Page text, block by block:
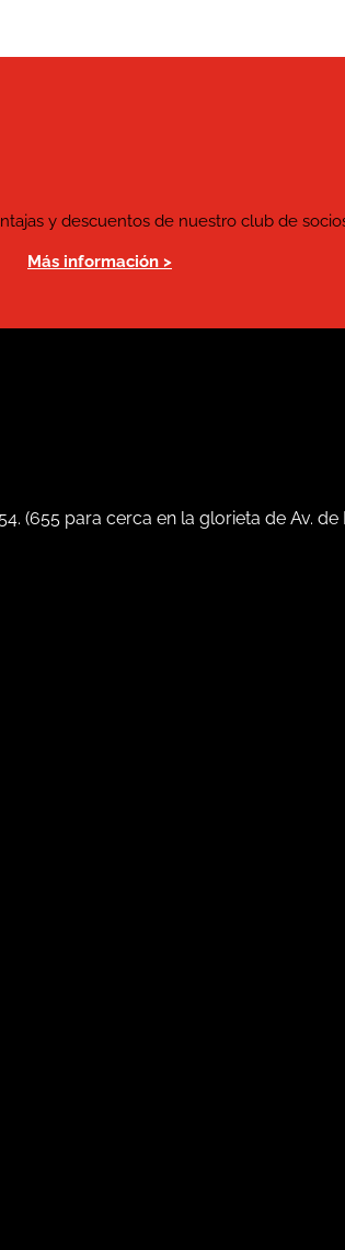
y descuentos de nuestro club de
Más información >
. (655 para cerca en la glorieta de Av. de